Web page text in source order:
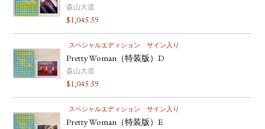
森山大道
$1,045.59
スペシャルエディション サイン入り
Pretty Woman（特装版）D
森山大道
$1,045.59
スペシャルエディション サイン入り
Pretty Woman（特装版）E
PRIVACY POLICY
INSTAGRAM
GALLERY
PUBLISHING
TWITTER
FACEBOOK
YOUTUBE